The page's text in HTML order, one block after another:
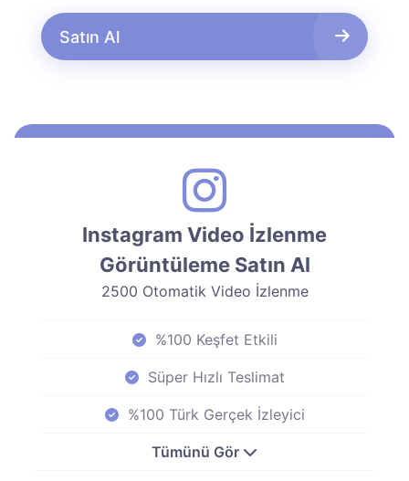
Satın Al
Instagram Video İzlenme
Görüntüleme Satın Al
2500 Otomatik Video İzlenme
%100 Keşfet Etkili
Süper Hızlı Teslimat
%100 Türk Gerçek İzleyici
Tümünü Gör